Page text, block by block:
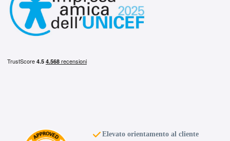
fori 17" 7.5X17 ET40
5x114.3
Foro centrale: 76mm
Elevato orientamento al cliente